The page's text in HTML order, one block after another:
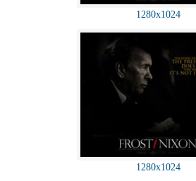
1280x1024
1280x1024